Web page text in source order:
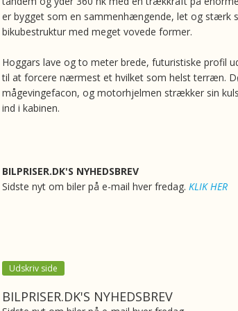
er bygget som en sammenhængende, let og stærk
bikubestruktur med meget vovede former.
Hoggars lave og to meter brede, futuristiske profil
til at forcere nærmest et hvilket som helst terræn.
mågevingefacon, og motorhjelmen strækker sin
ind i kabinen.
BILPRISER.DK'S NYHEDSBREV
Sidste nyt om biler på e-mail hver fredag. KLIK HER
Udskriv side
BILPRISER.DK'S NYHEDSBREV